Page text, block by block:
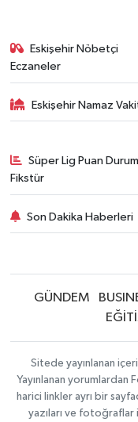
Eskişehir Nöbetçi
Eczaneler
Eskişehir Namaz
Süper Lig Puan
Fikstür
Son Dakika Haberleri
GÜNDEM
Sitede yayınlanan
Yayınlanan
harici linkler ayrı bir
yazıları ve fotoğraflar